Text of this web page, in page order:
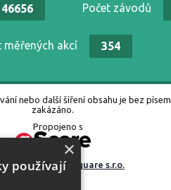
46656 Počet závodů
měřených akcí 354
nebo další šíření obsahu je bez
zakázáno.
Propojeno s
ve studiuM square s.r.o.
×
používají